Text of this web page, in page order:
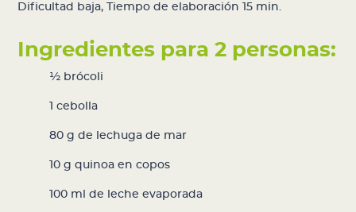
Dificultad baja,Tiempo de elaboración 15 min.
Ingredientes para 2 personas:
½ brócoli
1 cebolla
80 g de lechuga de mar
10 g quinoa en copos
100 ml de leche evaporada